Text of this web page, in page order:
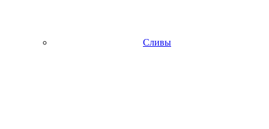
Сливы